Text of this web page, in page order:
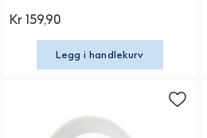
Kr 159,90
Legg i handlekurv